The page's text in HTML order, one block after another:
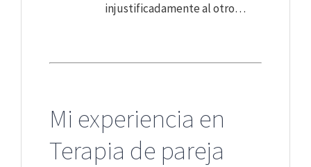
injustificadamente al otro…
Mi experiencia en
Terapia de pareja